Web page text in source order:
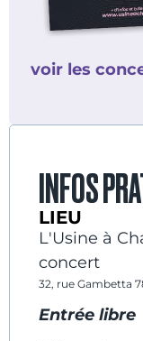
voir les
INFOS
LIEU
L'Usine à
concert
32, rue Gambetta
Entrée libre